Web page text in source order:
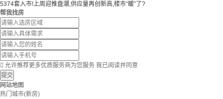
5374套入市!上周迎推盘潮,供应量再创新高,楼市“暖”了?
帮我找房
 允许推荐更多优质服务商为您服务 我已阅读并同意
提交
网站地图
热门城市(新房)